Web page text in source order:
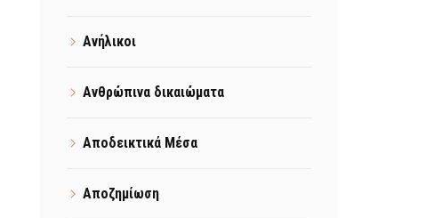
Ανήλικοι
Ανθρώπινα δικαιώματα
Αποδεικτικά Μέσα
Αποζημίωση